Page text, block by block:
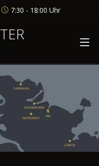
7:30 - 18:00 Uhr